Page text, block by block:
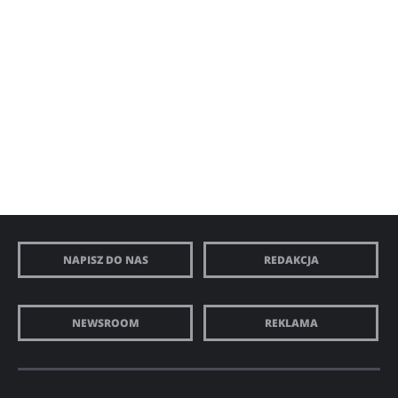
NAPISZ DO NAS REDAKCJA
NEWSROOM REKLAMA